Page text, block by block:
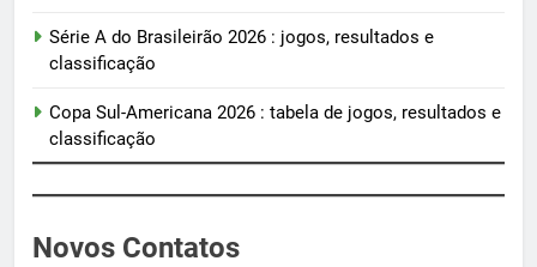
Série A do Brasileirão 2026 : jogos, resultados e
classificação
Copa Sul-Americana 2026 : tabela de jogos, resultados e
classificação
Novos Contatos